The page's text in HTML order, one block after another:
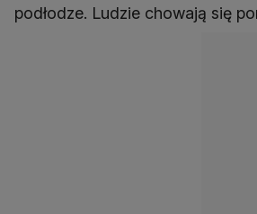
podłodze. Ludzie chowają się